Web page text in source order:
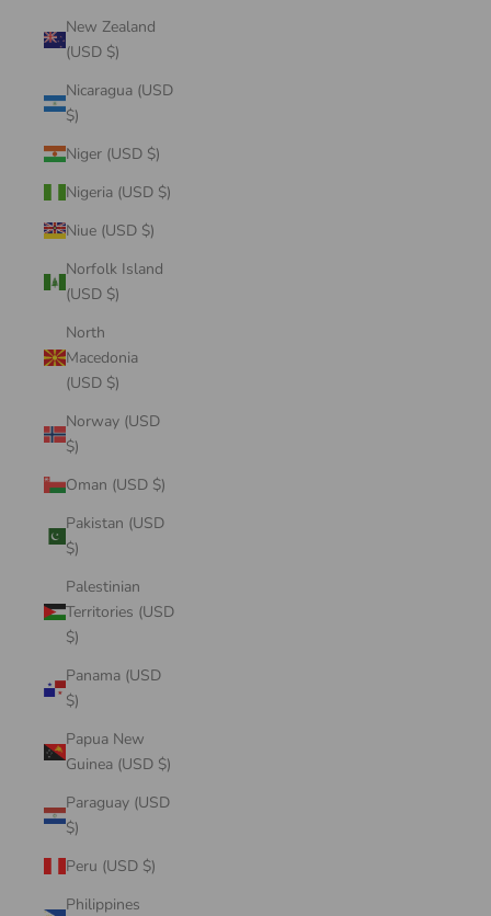
New Zealand
(USD $)
Nicaragua (USD
$)
Niger (USD $)
Nigeria (USD $)
Niue (USD $)
Norfolk Island
(USD $)
North
Macedonia
(USD $)
Norway (USD
$)
Oman (USD $)
Pakistan (USD
$)
Palestinian
Territories (USD
$)
Panama (USD
$)
Papua New
Guinea (USD $)
Paraguay (USD
$)
Peru (USD $)
Philippines